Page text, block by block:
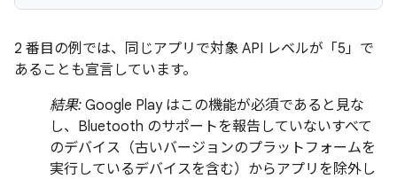
2 番目の例では、同じアプリで対象 API レベルが「5」で
あることも宣言しています。
結果: Google Play はこの機能が必須であると見な
し、Bluetooth のサポートを報告していないすべて
のデバイス（古いバージョンのプラットフォームを
実行しているデバイスを含む）からアプリを除外し